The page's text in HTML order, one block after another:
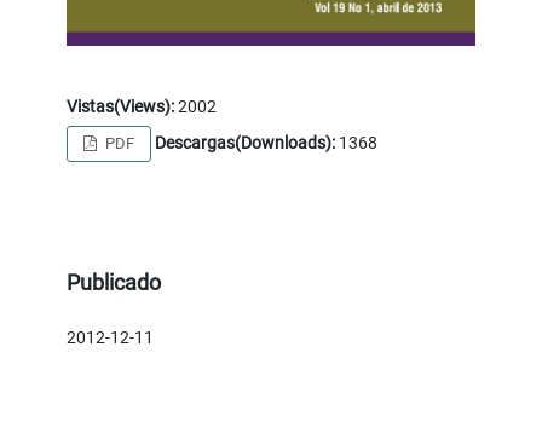
Vistas(Views):2002
PDF Descargas(Downloads):1368
Publicado
2012-12-11